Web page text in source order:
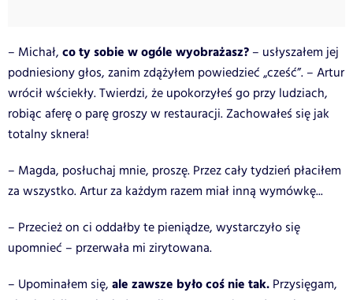
– Michał, co ty sobie w ogóle wyobrażasz? – usłyszałem jej
podniesiony głos, zanim zdążyłem powiedzieć „cześć”. – Artur
wrócił wściekły. Twierdzi, że upokorzyłeś go przy ludziach,
robiąc aferę o parę groszy w restauracji. Zachowałeś się jak
totalny sknera!
– Magda, posłuchaj mnie, proszę. Przez cały tydzień płaciłem
za wszystko. Artur za każdym razem miał inną wymówkę...
– Przecież on ci oddałby te pieniądze, wystarczyło się
upomnieć – przerwała mi zirytowana.
– Upominałem się, ale zawsze było coś nie tak. Przysięgam,